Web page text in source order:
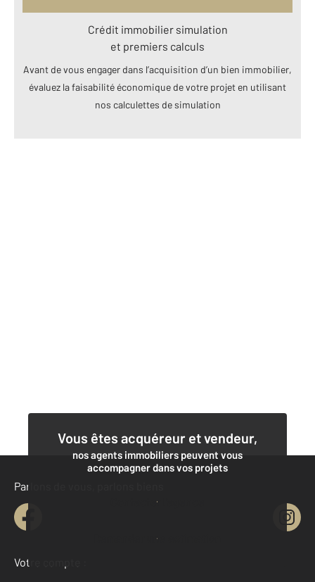
Crédit immobilier simulation
et premiers calculs
Avant de vous engager dans l’acquisition d’un bien immobilier,
évaluez la faisabilité économique de votre projet en utilisant
nos calculettes de simulation
Vous êtes acquéreur et vendeur,
nos agents immobiliers peuvent vous
accompagner dans vos projets
Contacter l'agence
Demander une estimation
Parlons de vous, parlons biens
Votre compte :